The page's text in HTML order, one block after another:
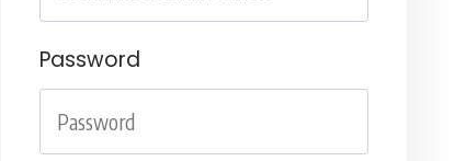
Password